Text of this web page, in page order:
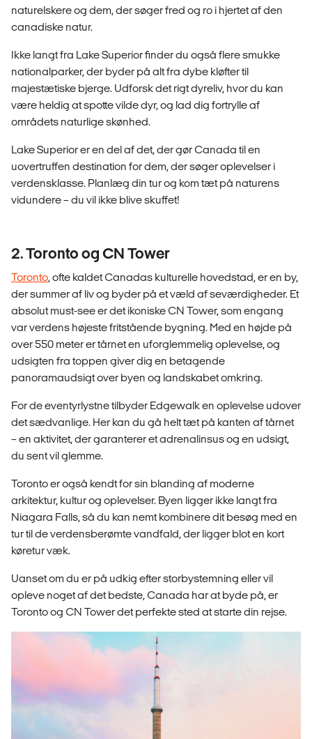
naturelskere og dem, der søger fred og ro i hjertet af den
canadiske natur.
Ikke langt fra Lake Superior finder du også flere smukke
nationalparker, der byder på alt fra dybe kløfter til
majestætiske bjerge. Udforsk det rigt dyreliv, hvor du kan
være heldig at spotte vilde dyr, og lad dig fortrylle af
områdets naturlige skønhed.
Lake Superior er en del af det, der gør Canada til en
uovertruffen destination for dem, der søger oplevelser i
verdensklasse. Planlæg din tur og kom tæt på naturens
vidundere – du vil ikke blive skuffet!
2. Toronto og CN Tower
Toronto,ofte kaldet Canadas kulturelle hovedstad, er en by,
der summer af liv og byder på et væld af seværdigheder. Et
absolut must-see er det ikoniske CN Tower, som engang
var verdens højeste fritstående bygning. Med en højde på
over 550 meter er tårnet en uforglemmelig oplevelse, og
udsigten fra toppen giver dig en betagende
panoramaudsigt over byen og landskabet omkring.
For de eventyrlystne tilbyder Edgewalk en oplevelse udover
det sædvanlige. Her kan du gå helt tæt på kanten af tårnet
– en aktivitet, der garanterer et adrenalinsus og en udsigt,
du sent vil glemme.
Toronto er også kendt for sin blanding af moderne
arkitektur, kultur og oplevelser. Byen ligger ikke langt fra
Niagara Falls, så du kan nemt kombinere dit besøg med en
tur til de verdensberømte vandfald, der ligger blot en kort
køretur væk.
Uanset om du er på udkig efter storbystemning eller vil
opleve noget af det bedste, Canada har at byde på, er
Toronto og CN Tower det perfekte sted at starte din rejse.